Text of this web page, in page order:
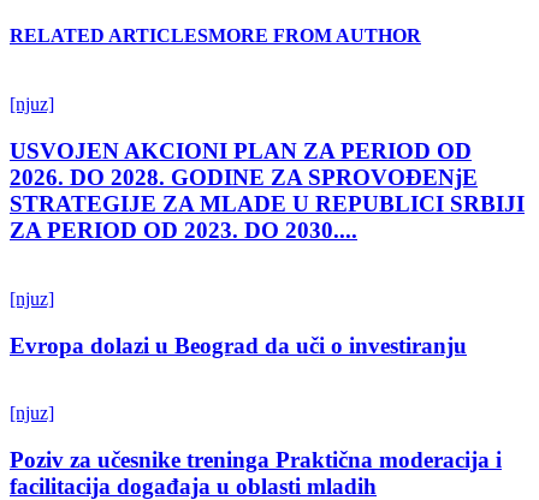
RELATED ARTICLESMORE FROM AUTHOR
[njuz]
USVOJEN AKCIONI PLAN ZA PERIOD OD
2026. DO 2028. GODINE ZA SPROVOĐENjE
STRATEGIJE ZA MLADE U REPUBLICI SRBIJI
ZA PERIOD OD 2023. DO 2030....
[njuz]
Evropa dolazi u Beograd da uči o investiranju
[njuz]
Poziv za učesnike treninga Praktična moderacija i
facilitacija događaja u oblasti mladih